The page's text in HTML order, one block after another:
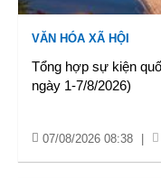
VĂN HÓA XÃ HỘI
Tổng hợp sự kiện
ngày 1-7/8/2026)
07/08/2026 08:38